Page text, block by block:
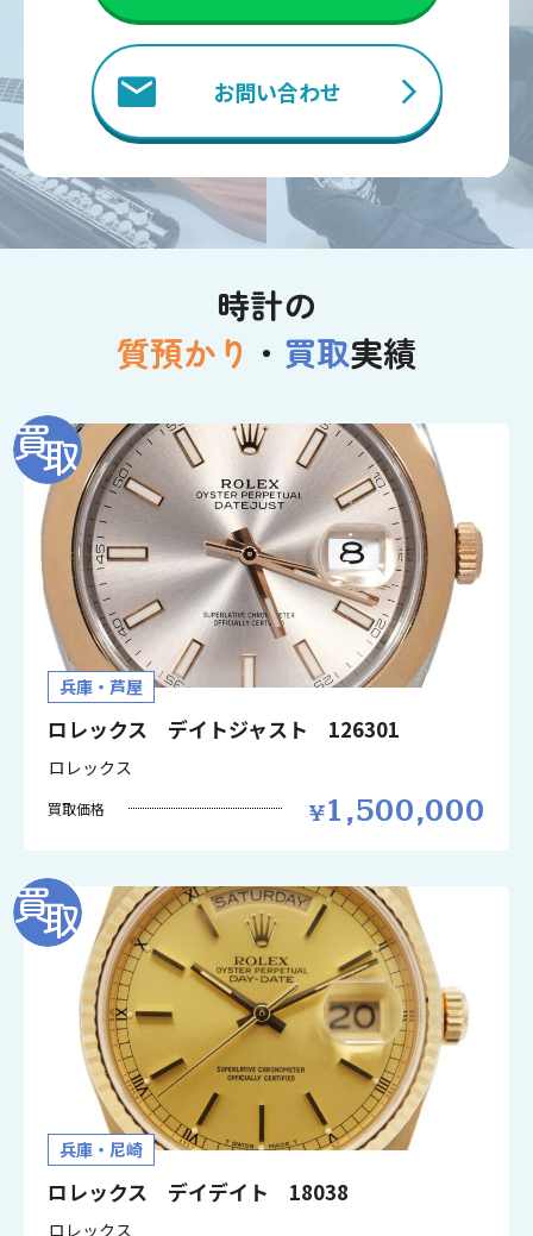
お問い合わせ
時計の
質預かり ・ 買取実績
兵庫・芦屋
ロレックス デイトジャスト 126301
ロレックス
買取価格 1,500,000
兵庫・尼崎
ロレックス デイデイト 18038
ロレックス